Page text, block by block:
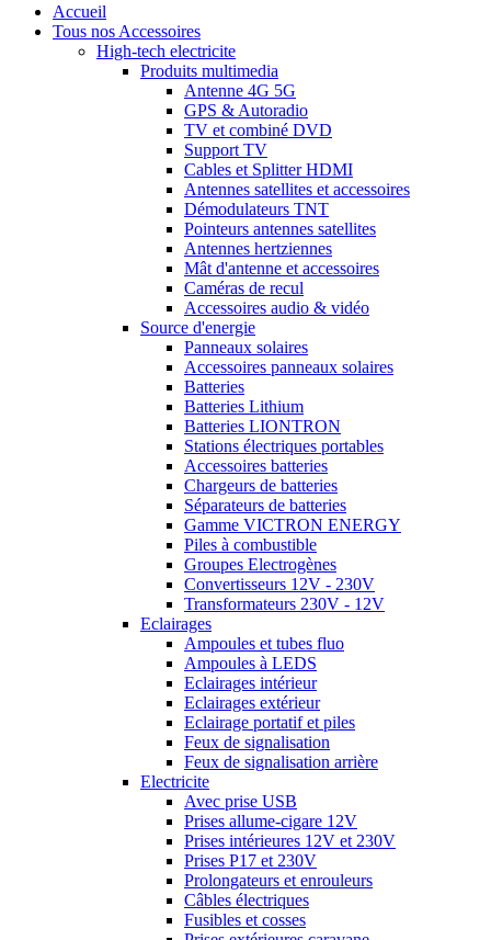
Accueil
Tous nos Accessoires
High-tech electricite
Produits multimedia
Antenne 4G 5G
GPS & Autoradio
TV et combiné DVD
Support TV
Cables et Splitter HDMI
Antennes satellites et accessoires
Démodulateurs TNT
Pointeurs antennes satellites
Antennes hertziennes
Mât d'antenne et accessoires
Caméras de recul
Accessoires audio & vidéo
Source d'energie
Panneaux solaires
Accessoires panneaux solaires
Batteries
Batteries Lithium
Batteries LIONTRON
Stations électriques portables
Accessoires batteries
Chargeurs de batteries
Séparateurs de batteries
Gamme VICTRON ENERGY
Piles à combustible
Groupes Electrogènes
Convertisseurs 12V - 230V
Transformateurs 230V - 12V
Eclairages
Ampoules et tubes fluo
Ampoules à LEDS
Eclairages intérieur
Eclairages extérieur
Eclairage portatif et piles
Feux de signalisation
Feux de signalisation arrière
Electricite
Avec prise USB
Prises allume-cigare 12V
Prises intérieures 12V et 230V
Prises P17 et 230V
Prolongateurs et enrouleurs
Câbles électriques
Fusibles et cosses